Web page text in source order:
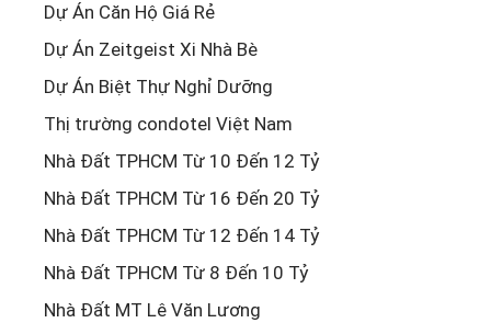
Dự Án Căn Hộ Giá Rẻ
Dự Án Zeitgeist Xi Nhà Bè
Dự Án Biệt Thự Nghỉ Dưỡng
Thị trường condotel Việt Nam
Nhà Đất TPHCM Từ 10 Đến 12 Tỷ
Nhà Đất TPHCM Từ 16 Đến 20 Tỷ
Nhà Đất TPHCM Từ 12 Đến 14 Tỷ
Nhà Đất TPHCM Từ 8 Đến 10 Tỷ
Nhà Đất MT Lê Văn Lương